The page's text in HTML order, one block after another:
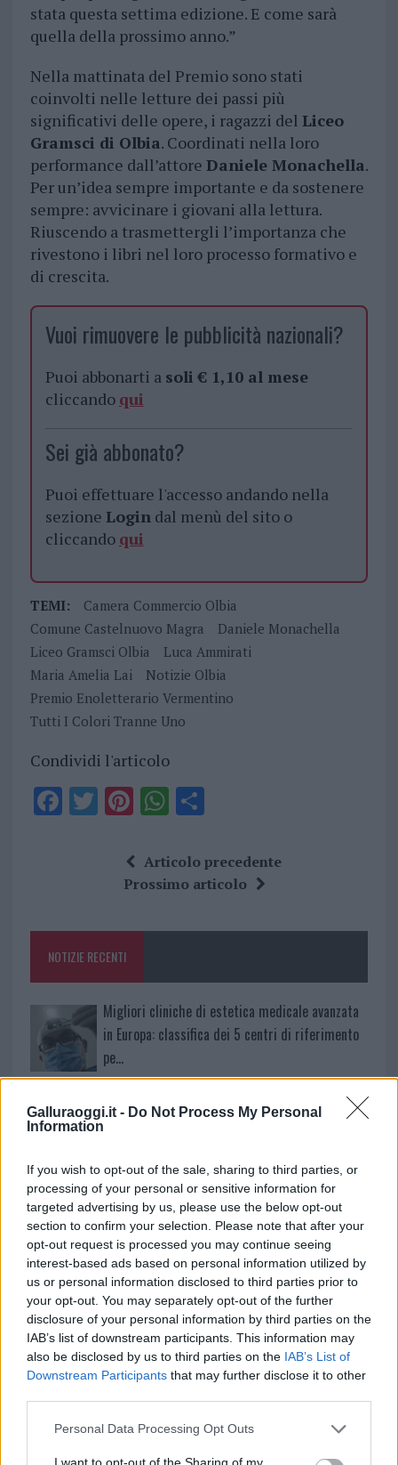
Galluraoggi.it - Do Not Process My Personal
Information
If you wish to opt-out of the sale, sharing to third parties, or
processing of your personal or sensitive information for
targeted advertising by us, please use the below opt-out
section to confirm your selection. Please note that after your
opt-out request is processed you may continue seeing
interest-based ads based on personal information utilized by
us or personal information disclosed to third parties prior to
your opt-out. You may separately opt-out of the further
disclosure of your personal information by third parties on the
IAB’s list of downstream participants. This information may
also be disclosed by us to third parties on the IAB’s List of
Downstream Participants that may further disclose it to other
Please note that this website/app uses one or more Google
not limited to your visit or usage behaviour. You may click to
Personal Data Processing Opt Outs
I want to opt-out of the Sharing of my
stata questa settima edizione. E come sarà
quella della prossimo anno.”
Nella mattinata del Premio sono stati
coinvolti nelle letture dei passi più
significativi delle opere, i ragazzi del Liceo
Gramsci di Olbia. Coordinati nella loro
performance dall’attore Daniele Monachella.
Per un’idea sempre importante e da sostenere
sempre: avvicinare i giovani alla lettura.
Riuscendo a trasmettergli l’importanza che
rivestono i libri nel loro processo formativo e
di crescita.
Vuoi rimuovere le pubblicità nazionali?
Puoi abbonarti a soli € 1,10 al mese
cliccando qui
Sei già abbonato?
Puoi effettuare l'accesso andando nella
sezione Logindal menù del sito o
cliccando qui
TEMI:
Camera Commercio Olbia
Comune Castelnuovo Magra
Daniele Monachella
Liceo Gramsci Olbia
Luca Ammirati
Maria Amelia Lai
Notizie Olbia
Premio Enoletterario Vermentino
Tutti I Colori Tranne Uno
Condividi l'articolo
F
o
k
T Pi
te
re
W
at
s
p
S
a
re
Articolo precedente
Prossimo articolo
NOTIZIE RECENTI
Migliori cliniche di estetica medicale avanzata
in Europa: classifica dei 5 centri di riferimento
pe…
Incendi, a San Pasquale arriva il Campo Base:
l’inaugurazione
Andrea Mura conquista Palau: grande
partecipazione per il suo racconto
Calangianus, allarme sul centro accoglienza
minori, Albieri: “Episodi gravissimi”
Gallura, finti clienti svuotano le suite: furto da
50mila nel resort
Meteo Olbia 7 agosto, sole e caldo tornano